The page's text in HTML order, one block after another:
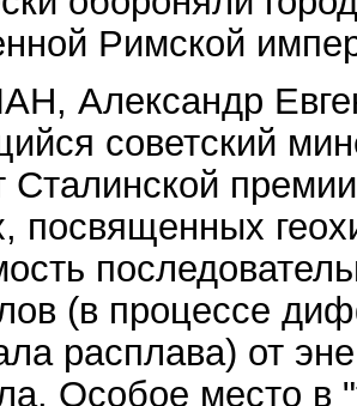
Римской
Александр
советский
Сталинской
посвященных
(в процессе
расплава) от
Особое место в